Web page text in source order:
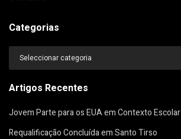
Categorias
Categorias
Artigos Recentes
Jovem Parte para os EUA em Contexto Escolar
Requalificação Concluída em Santo Tirso